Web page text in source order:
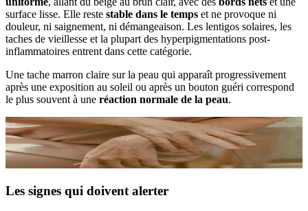
surface lisse. Elle reste stable dans le temps et ne provoque ni
douleur, ni saignement, ni démangeaison. Les lentigos solaires, les
taches de vieillesse et la plupart des hyperpigmentations post-
inflammatoires entrent dans cette catégorie.
Une tache marron claire sur la peau qui apparaît progressivement
après une exposition au soleil ou après un bouton guéri correspond
le plus souvent à une réaction normale de la peau.
Les signes qui doivent alerter